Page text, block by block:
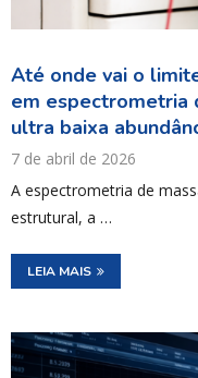
Até onde vai o
em espectrometria
ultra baixa
7 de abril de 2026
A espectrometria de
estrutural, a …
LEIA MAIS